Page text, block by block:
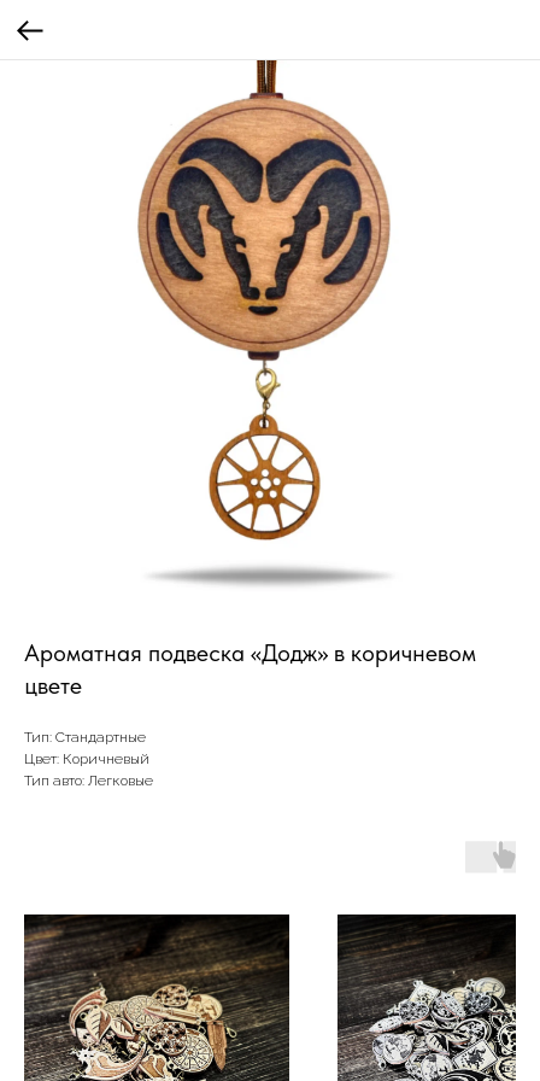
Ароматная подвеска «Додж» в коричневом
цвете
Тип: Стандартные
Цвет: Коричневый
Тип авто: Легковые